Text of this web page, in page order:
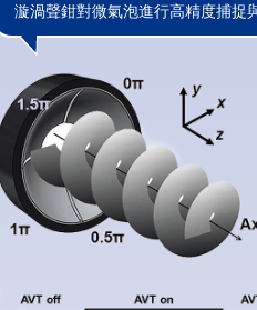
漩渦聲鉗對微氣泡進行高精度捕捉